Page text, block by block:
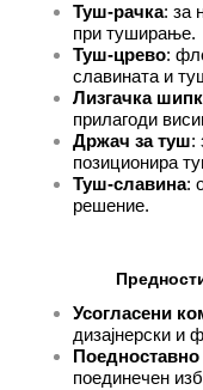
Туш-рачка: за
при туширање.
Туш-црево:
славината и
Лизгачка
прилагоди
Држач за туш:
позиционира
Туш-славина:
решение.
Усогласени
дизајнерски и
поединечен